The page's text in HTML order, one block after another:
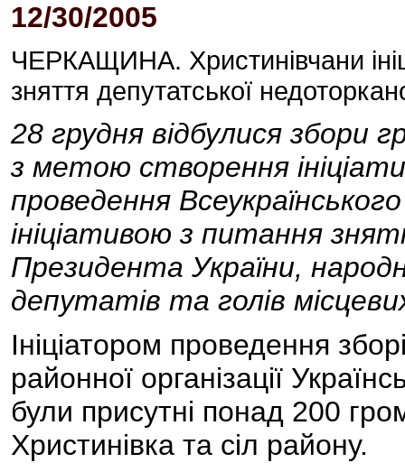
12/30/2005
ЧЕРКАЩИНА. Христинівчани
зняття депутатської
28 грудня відбулися збори
з метою створення
проведення
ініціативою з питання
Президента України,
депутатів та голів
Ініціатором проведення
районної організації
були присутні понад 200
Христинівка та сіл району.